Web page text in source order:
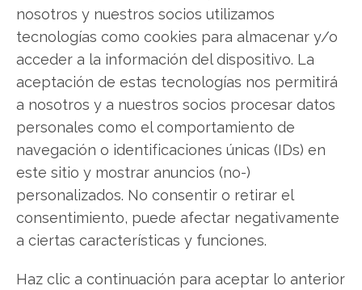
nosotros y nuestros socios utilizamos
tecnologías como cookies para almacenar y/o
acceder a la información del dispositivo. La
aceptación de estas tecnologías nos permitirá
a nosotros y a nuestros socios procesar datos
personales como el comportamiento de
navegación o identificaciones únicas (IDs) en
este sitio y mostrar anuncios (no-)
personalizados. No consentir o retirar el
consentimiento, puede afectar negativamente
a ciertas características y funciones.
Haz clic a continuación para aceptar lo anterior
Compartir este artículo
Twitter
LinkedIn
Copiar enlace